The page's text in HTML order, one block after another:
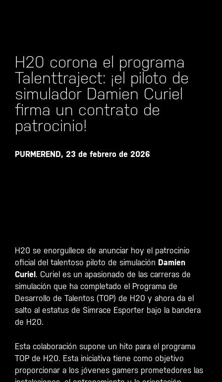
H20 corona el programa
Talenttraject: ¡el piloto de
simulador Damien Curiel
firma un contrato de
patrocinio!
PURMEREND, 23 de febrero de 2026
H20 se enorgullece de anunciar hoy el patrocinio
oficial del talentoso piloto de simulación Damien
Curiel. Curiel es un apasionado de las carreras de
simulación que ha completado el Programa de
Desarrollo de Talentos (TOP) de H20 y ahora da el
salto al estatus de Simrace Esporter bajo la bandera
de H20.
Esta colaboración supone un hito para el programa
TOP de H20. Esta iniciativa tiene como objetivo
proporcionar a los jóvenes gamers prometedores las